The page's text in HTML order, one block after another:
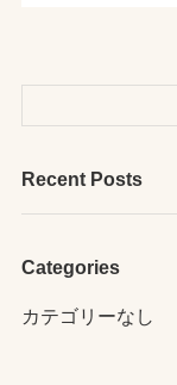
Recent Posts
Categories
カテゴリーなし